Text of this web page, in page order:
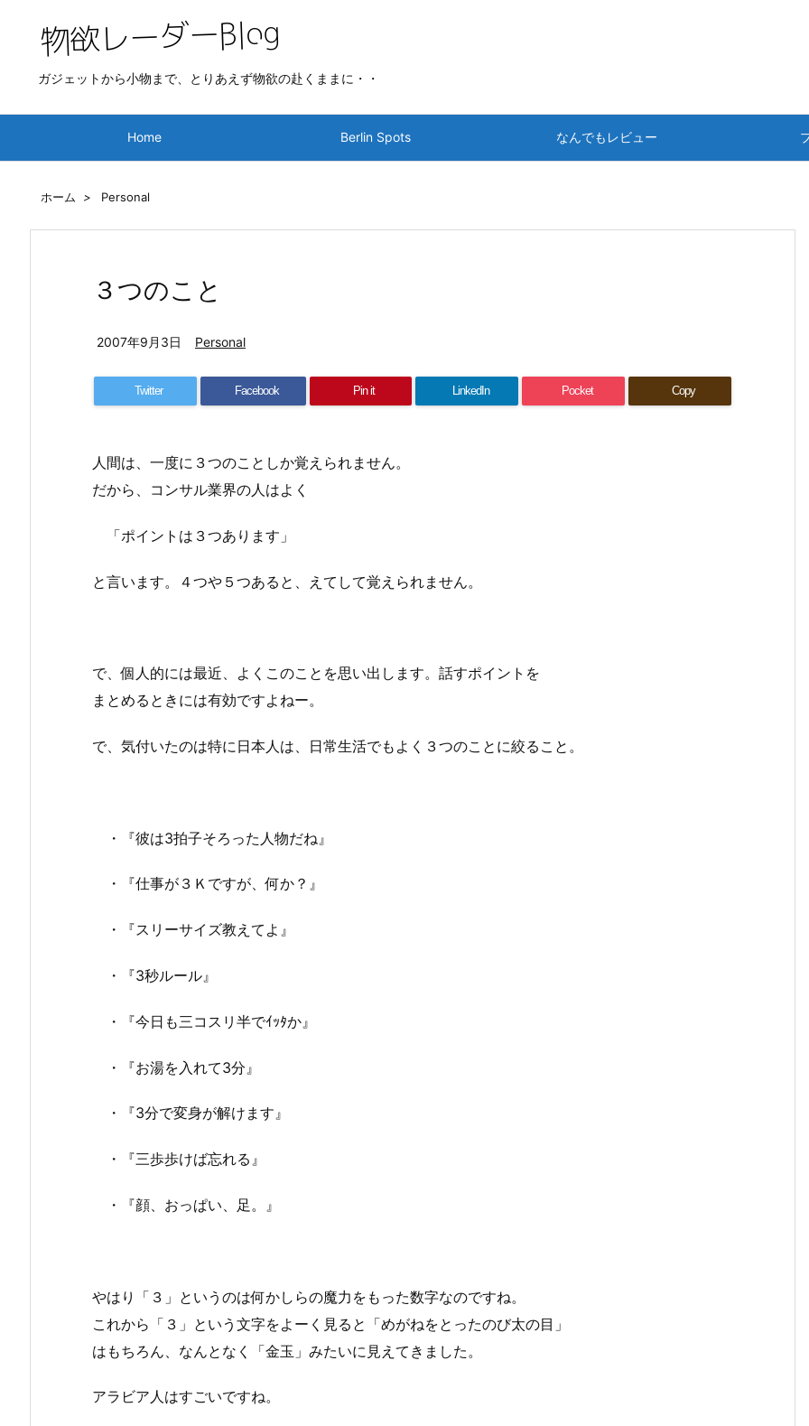
ガジェットから小物まで、とりあえず物欲の赴くままに・・
Home Berlin Spots なんでもレビュー
ホーム > Personal
３つのこと
2007年9月3日 Personal
Twitter Facebook Pin it LinkedIn Pocket Copy
人間は、一度に３つのことしか覚えられません。
だから、コンサル業界の人はよく
「ポイントは３つあります」
と言います。４つや５つあると、えてして覚えられません。
で、個人的には最近、よくこのことを思い出します。話すポイントを
まとめるときには有効ですよねー。
で、気付いたのは特に日本人は、日常生活でもよく３つのことに絞ること。
・『彼は3拍子そろった人物だね』
・『仕事が３Ｋですが、何か？』
・『スリーサイズ教えてよ』
・『3秒ルール』
・『今日も三コスリ半でｲｯﾀか』
・『お湯を入れて3分』
・『3分で変身が解けます』
・『三歩歩けば忘れる』
・『顔、おっぱい、足。』
やはり「３」というのは何かしらの魔力をもった数字なのですね。
これから「３」という文字をよーく見ると「めがねをとったのび太の目」
はもちろん、なんとなく「金玉」みたいに見えてきました。
アラビア人はすごいですね。